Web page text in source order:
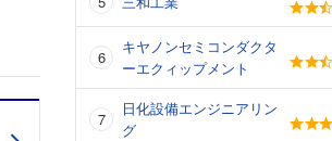
キヤノンセミコンダクタ
ーエクィップメント
日化設備エンジニアリン
グ